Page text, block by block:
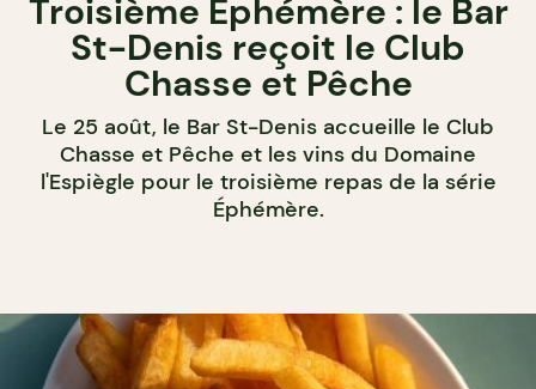
Troisième Éphémère : le Bar
St-Denis reçoit le Club
Chasse et Pêche
Le 25 août, le Bar St-Denis accueille le Club
Chasse et Pêche et les vins du Domaine
l'Espiègle pour le troisième repas de la série
Éphémère.